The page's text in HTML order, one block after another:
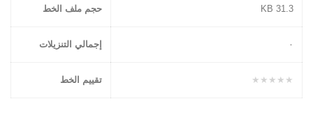
31.3 KB حجم ملف الخط
۰ إجمالي التنزيلات
★★★★★ تقييم الخط